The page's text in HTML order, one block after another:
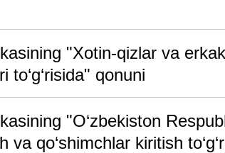
"Xotin-qizlar va
to‘g‘risida" qonuni
"O‘zbekiston
va qo‘shimchlar kiritish